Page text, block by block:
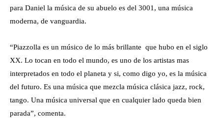
para Daniel la música de su abuelo es del 3001, una música
moderna, de vanguardia.
“Piazzolla es un músico de lo más brillante que hubo en el siglo
XX. Lo tocan en todo el mundo, es uno de los artistas mas
interpretados en todo el planeta y si, como digo yo, es la música
del futuro. Es una música que mezcla música clásica jazz, rock,
tango. Una música universal que en cualquier lado queda bien
parada”, comenta.